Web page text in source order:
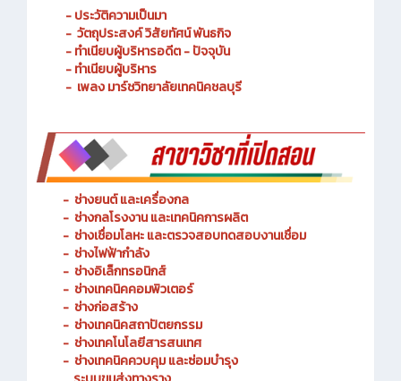
- ประวัติความเป็นมา
- วัตถุประสงค์ วิสัยทัศน์ พันธกิจ
- ทำเนียบผู้บริหารอดีต - ปัจจุบัน
- ทำเนียบผู้บริหาร
- เพลง มาร์ชวิทยาลัยเทคนิคชลบุรี
- ช่างยนต์ และเครื่องกล
- ช่างกลโรงงาน และเทคนิคการผลิต
- ช่างเชื่อมโลหะ และตรวจสอบทดสอบงานเชื่อม
- ช่างไฟฟ้ากำลัง
- ช่างอิเล็กทรอนิกส์
- ช่างเทคนิคคอมพิวเตอร์
- ช่างก่อสร้าง
- ช่างเทคนิคสถาปัตยกรรม
- ช่างเทคโนโลยีสารสนเทศ
- ช่างเทคนิคควบคุม และซ่อมบำรุง